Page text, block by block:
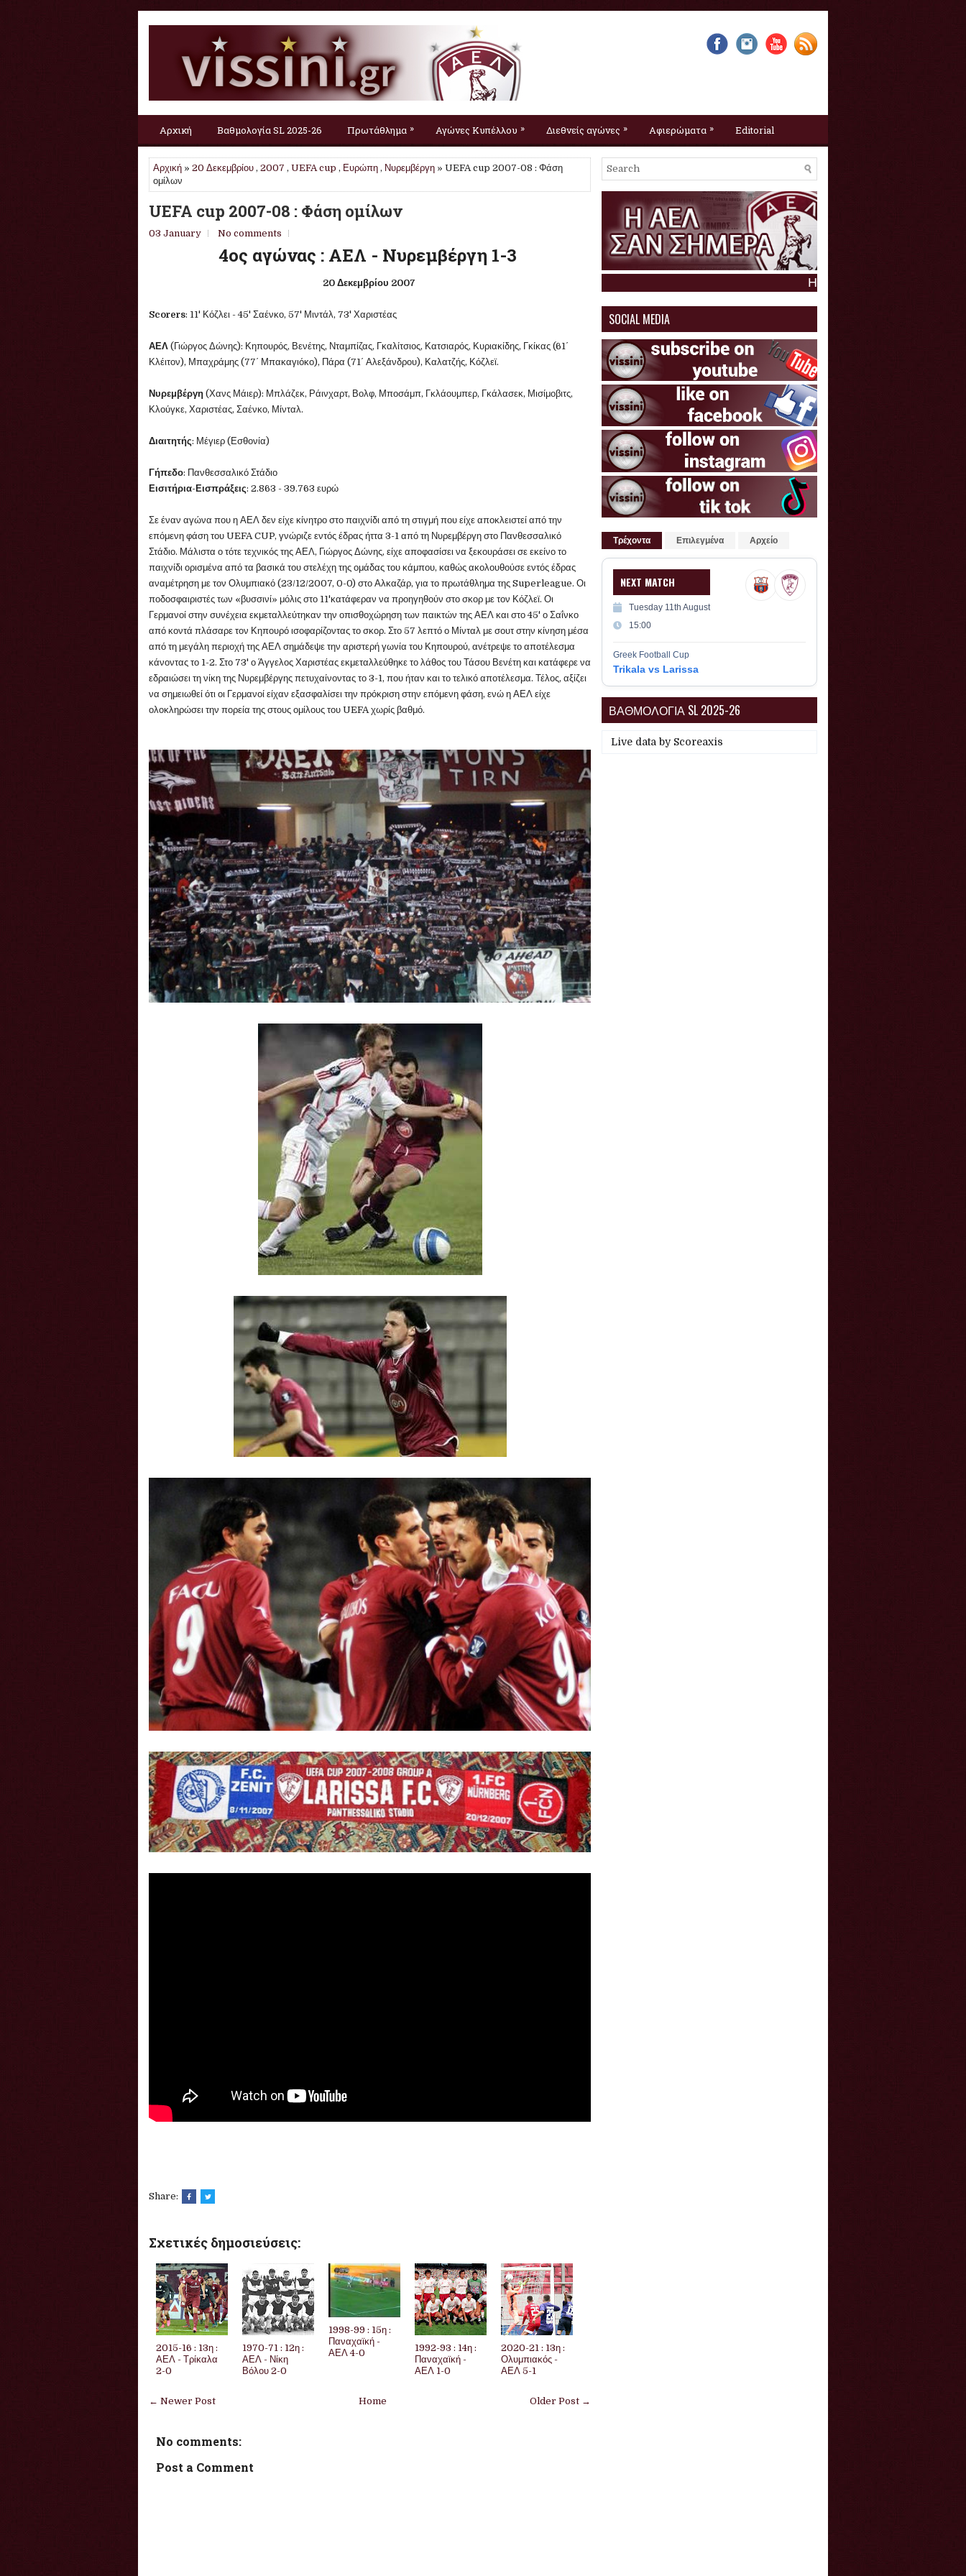
Αρχική Βαθμολογία SL 2025-26 Πρωτάθλημα » Αγώνες Κυπέλλου » Διεθνείς αγώνες » Αφιερώματα » Editorial
Αρχική » 20 Δεκεμβρίου , 2007 , UEFA cup , Ευρώπη , Νυρεμβέργη » UEFA cup 2007-08 : Φάση
ομίλων
UEFA cup 2007-08 : Φάση ομίλων
03 January No comments
4ος αγώνας : ΑΕΛ - Νυρεμβέργη 1-3
20 Δεκεμβρίου 2007
Scorers: 11' Κόζλει - 45' Σαένκο, 57' Μιντάλ, 73' Χαριστέας
ΑΕΛ (Γιώργος Δώνης): Κηπουρός, Βενέτης, Νταμπίζας, Γκαλίτσιος, Κατσιαρός, Κυριακίδης, Γκίκας (61΄
Κλέιτον), Μπαχράμης (77΄ Μπακαγιόκο), Πάρα (71΄ Αλεξάνδρου), Καλατζής, Κόζλεϊ.
Νυρεμβέργη (Χανς Μάιερ): Μπλάζεκ, Ράινχαρτ, Βολφ, Μποσάμπ, Γκλάουμπερ, Γκάλασεκ, Μισίμοβιτς,
Κλούγκε, Χαριστέας, Σαένκο, Μίνταλ.
Διαιτητής: Μέγιερ (Εσθονία)
Γήπεδο: Πανθεσσαλικό Στάδιο
Εισιτήρια-Εισπράξεις: 2.863 - 39.763 ευρώ
Σε έναν αγώνα που η ΑΕΛ δεν είχε κίνητρο στο παιχνίδι από τη στιγμή που είχε αποκλειστεί από την
επόμενη φάση του UEFA CUP, γνώριζε εντός έδρας ήττα 3-1 από τη Νυρεμβέργη στο Πανθεσσαλικό
Στάδιο. Μάλιστα ο τότε τεχνικός της ΑΕΛ, Γιώργος Δώνης, είχε αποφασίσει να ξεκουράσει σε εκείνο το
παιχνίδι ορισμένα από τα βασικά του στελέχη της ομάδας του κάμπου, καθώς ακολουθούσε εντός έδρας
αναμέτρηση με τον Ολυμπιακό (23/12/2007, 0-0) στο Αλκαζάρ, για το πρωτάθλημα της Superleague. Οι
ποδοσφαιριστές των «βυσσινί» μόλις στο 11'κατάφεραν να προηγηθούν στο σκορ με τον Κόζλεϊ. Οι
Γερμανοί στην συνέχεια εκμεταλλεύτηκαν την οπισθοχώρηση των παικτών της ΑΕΛ και στο 45' ο Σαΐνκο
από κοντά πλάσαρε τον Κηπουρό ισοφαρίζοντας το σκορ. Στο 57 λεπτό ο Μίνταλ με σουτ στην κίνηση μέσα
από τη μεγάλη περιοχή της ΑΕΛ σημάδεψε την αριστερή γωνία του Κηπουρού, ανέτρεψε το αποτέλεσμα
κάνοντας το 1-2. Στο 73' ο Άγγελος Χαριστέας εκμεταλλεύθηκε το λάθος του Τάσου Βενέτη και κατάφερε να
εδραιώσει τη νίκη της Νυρεμβέργης πετυχαίνοντας το 3-1, που ήταν και το τελικό αποτέλεσμα. Τέλος, αξίζει
να σημειωθεί ότι οι Γερμανοί είχαν εξασφαλίσει την πρόκριση στην επόμενη φάση, ενώ η ΑΕΛ είχε
ολοκληρώσει την πορεία της στους ομίλους του UEFA χωρίς βαθμό.
Share:
Σχετικές δημοσιεύσεις:
2015-16 : 13η :
ΑΕΛ - Τρίκαλα
2-0
1970-71 : 12η :
ΑΕΛ - Νίκη
Βόλου 2-0
1998-99 : 15η :
Παναχαϊκή -
ΑΕΛ 4-0
1992-93 : 14η :
Παναχαϊκή -
ΑΕΛ 1-0
2020-21 : 13η :
Ολυμπιακός -
ΑΕΛ 5-1
← Newer Post Older Post →
Home
No comments:
Post a Comment
Η ΑΕΛ σαν σήμερα :
SOCIAL MEDIA
Τρέχοντα Επιλεγμένα Αρχείο
NEXT MATCH
Tuesday 11th August
15:00
Greek Football Cup
Trikala vs Larissa
ΒΑΘΜΟΛΟΓΙΑ SL 2025-26
Live data by Scoreaxis